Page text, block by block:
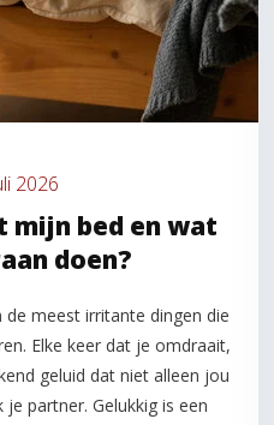
2026
bed en wat
doen?
de meest irritante dingen die
Elke keer dat je omdraait,
geluid dat niet alleen jou
partner. Gelukkig is een